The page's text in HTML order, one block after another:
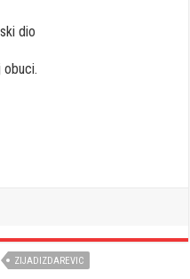
dio
ZIJADIZDAREVIC